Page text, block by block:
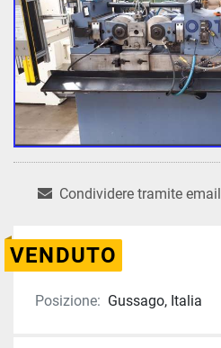
Condividere tramite email
VENDUTO
Posizione: Gussago, Italia